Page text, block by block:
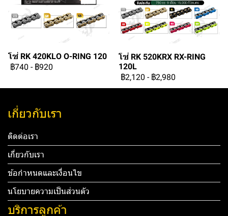
โซ่ RK 420KLO O-RING 120
฿740 - ฿920
โซ่ RK 520KRX RX-RING
120L
฿2,120 - ฿2,980
เกี่ยวกับเรา
ติดต่อเรา
เกี่ยวกับเรา
ข้อกำหนดและเงื่อนไข
นโยบายความเป็นส่วนตัว
บริการลูกค้า